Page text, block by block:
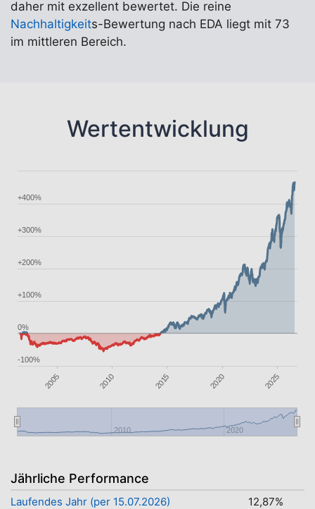
daher mit exzellent bewertet. Die reine
Nachhaltigkeits-Bewertung nach EDA liegt mit 73
im mittleren Bereich.
Wertentwicklung
2005 2010 2015 2020 2025
2010 2020
-100%
0%
+100%
+200%
+300%
+400%
Jährliche Performance
Laufendes Jahr (per 15.07.2026)
12,87%